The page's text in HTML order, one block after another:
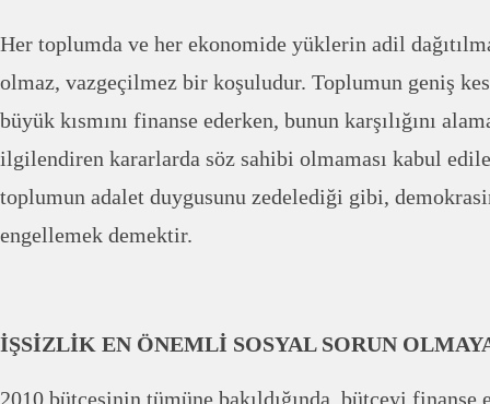
Her toplumda ve her ekonomide yüklerin adil
olmaz, vazgeçilmez bir koşuludur. Toplumun geniş
büyük kısmını finanse ederken, bunun karşılığını
ilgilendiren kararlarda söz sahibi olmaması kabul
toplumun adalet duygusunu zedelediği gibi,
engellemek demektir.
İŞSİZLİK EN ÖNEMLİ SOSYAL SORUN
2010 bütçesinin tümüne bakıldığında, bütçeyi finanse